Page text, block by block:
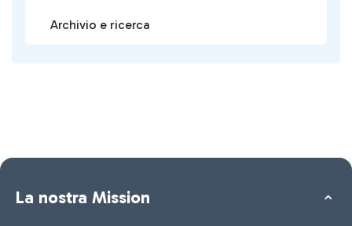
Archivio e ricerca
La nostra Mission